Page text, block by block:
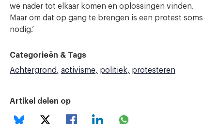
we nader tot elkaar komen en oplossingen vinden.
Maar om dat op gang te brengen is een protest soms
nodig.’
Categorieën & Tags
Achtergrond
activisme politiek protesteren
Artikel delen op